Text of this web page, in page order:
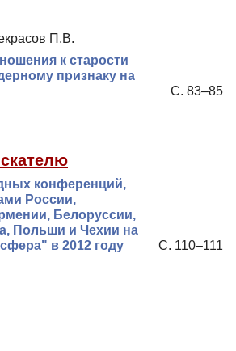
П.В.
к старости
признаку на
С. 83–85
конференций,
России,
Белоруссии,
Польши и Чехии на
в 2012 году
С. 110–111